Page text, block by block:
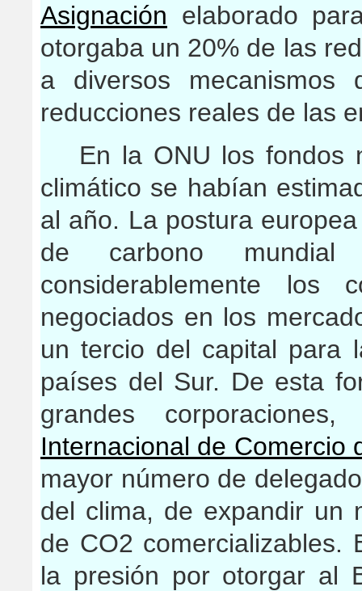
Asignación elaborado
otorgaba un 20% de las
a diversos mecanismos
reducciones reales de las
En la ONU los fondos
climático se habían
al año. La postura
de carbono
considerablemente
negociados en los
un tercio del capital para
países del Sur. De esta
grandes
Internacional de Comercio
mayor número de
del clima, de expandir un
de CO2 comercializables.
la presión por otorgar al